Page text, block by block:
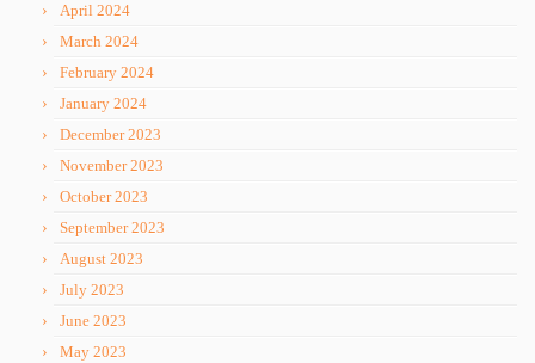
April 2024
March 2024
February 2024
January 2024
December 2023
November 2023
October 2023
September 2023
August 2023
July 2023
June 2023
May 2023